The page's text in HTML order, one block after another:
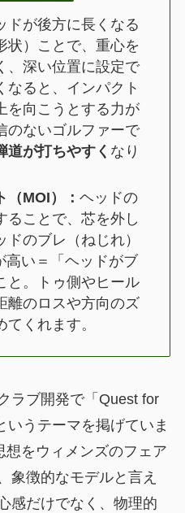
ドが後方に長くなる
状）ことで、重心を
、深い位置に設定で
なると、インパクト
を向こうとする力が
のないゴルファーで
道が打ちやすく なり
（MOI）：ヘッドの
ることで、芯を外し
のブレ（ねじれ）
高い＝「ヘッドがブ
と。トゥ側やヒール
離のロスや方向のズ
くれます。
ラブ開発で「Quest for
いうテーマを掲げていま
をウィメンズのフェア
象徴的なモデルと言え
感だけでなく、物理的